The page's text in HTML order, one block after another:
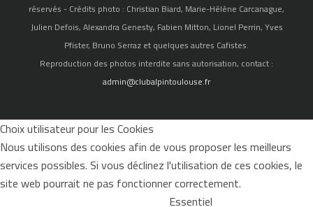
réservés - Crédits photo : Christian Biard, Marie-Hélène Carcanague,
Julien Defois, Alexandra Genesty, Fabien Mitton, Lionel Perrin, Yves
Pfister, Bruno Serraz et quelques autres Cafistes.
Reproduction des photos interdite sans autorisation, contact :
admin@clubalpintoulouse.fr
Choix utilisateur pour les Cookies
Nous utilisons des cookies afin de vous proposer les meilleurs
services possibles. Si vous déclinez l'utilisation de ces cookies, le
site web pourrait ne pas fonctionner correctement.
Essentiel